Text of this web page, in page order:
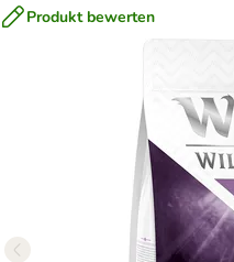
Produkt bewerten